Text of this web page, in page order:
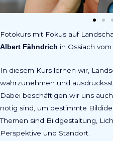
Fotokurs mit Fokus auf
Albert Fähndrich in Ossiach vom
In diesem Kurs lernen wir,
wahrzunehmen und
Dabei beschäftigen wir uns
nötig sind, um bestimmte
Themen sind Bildgestaltung,
Perspektive und Standort.